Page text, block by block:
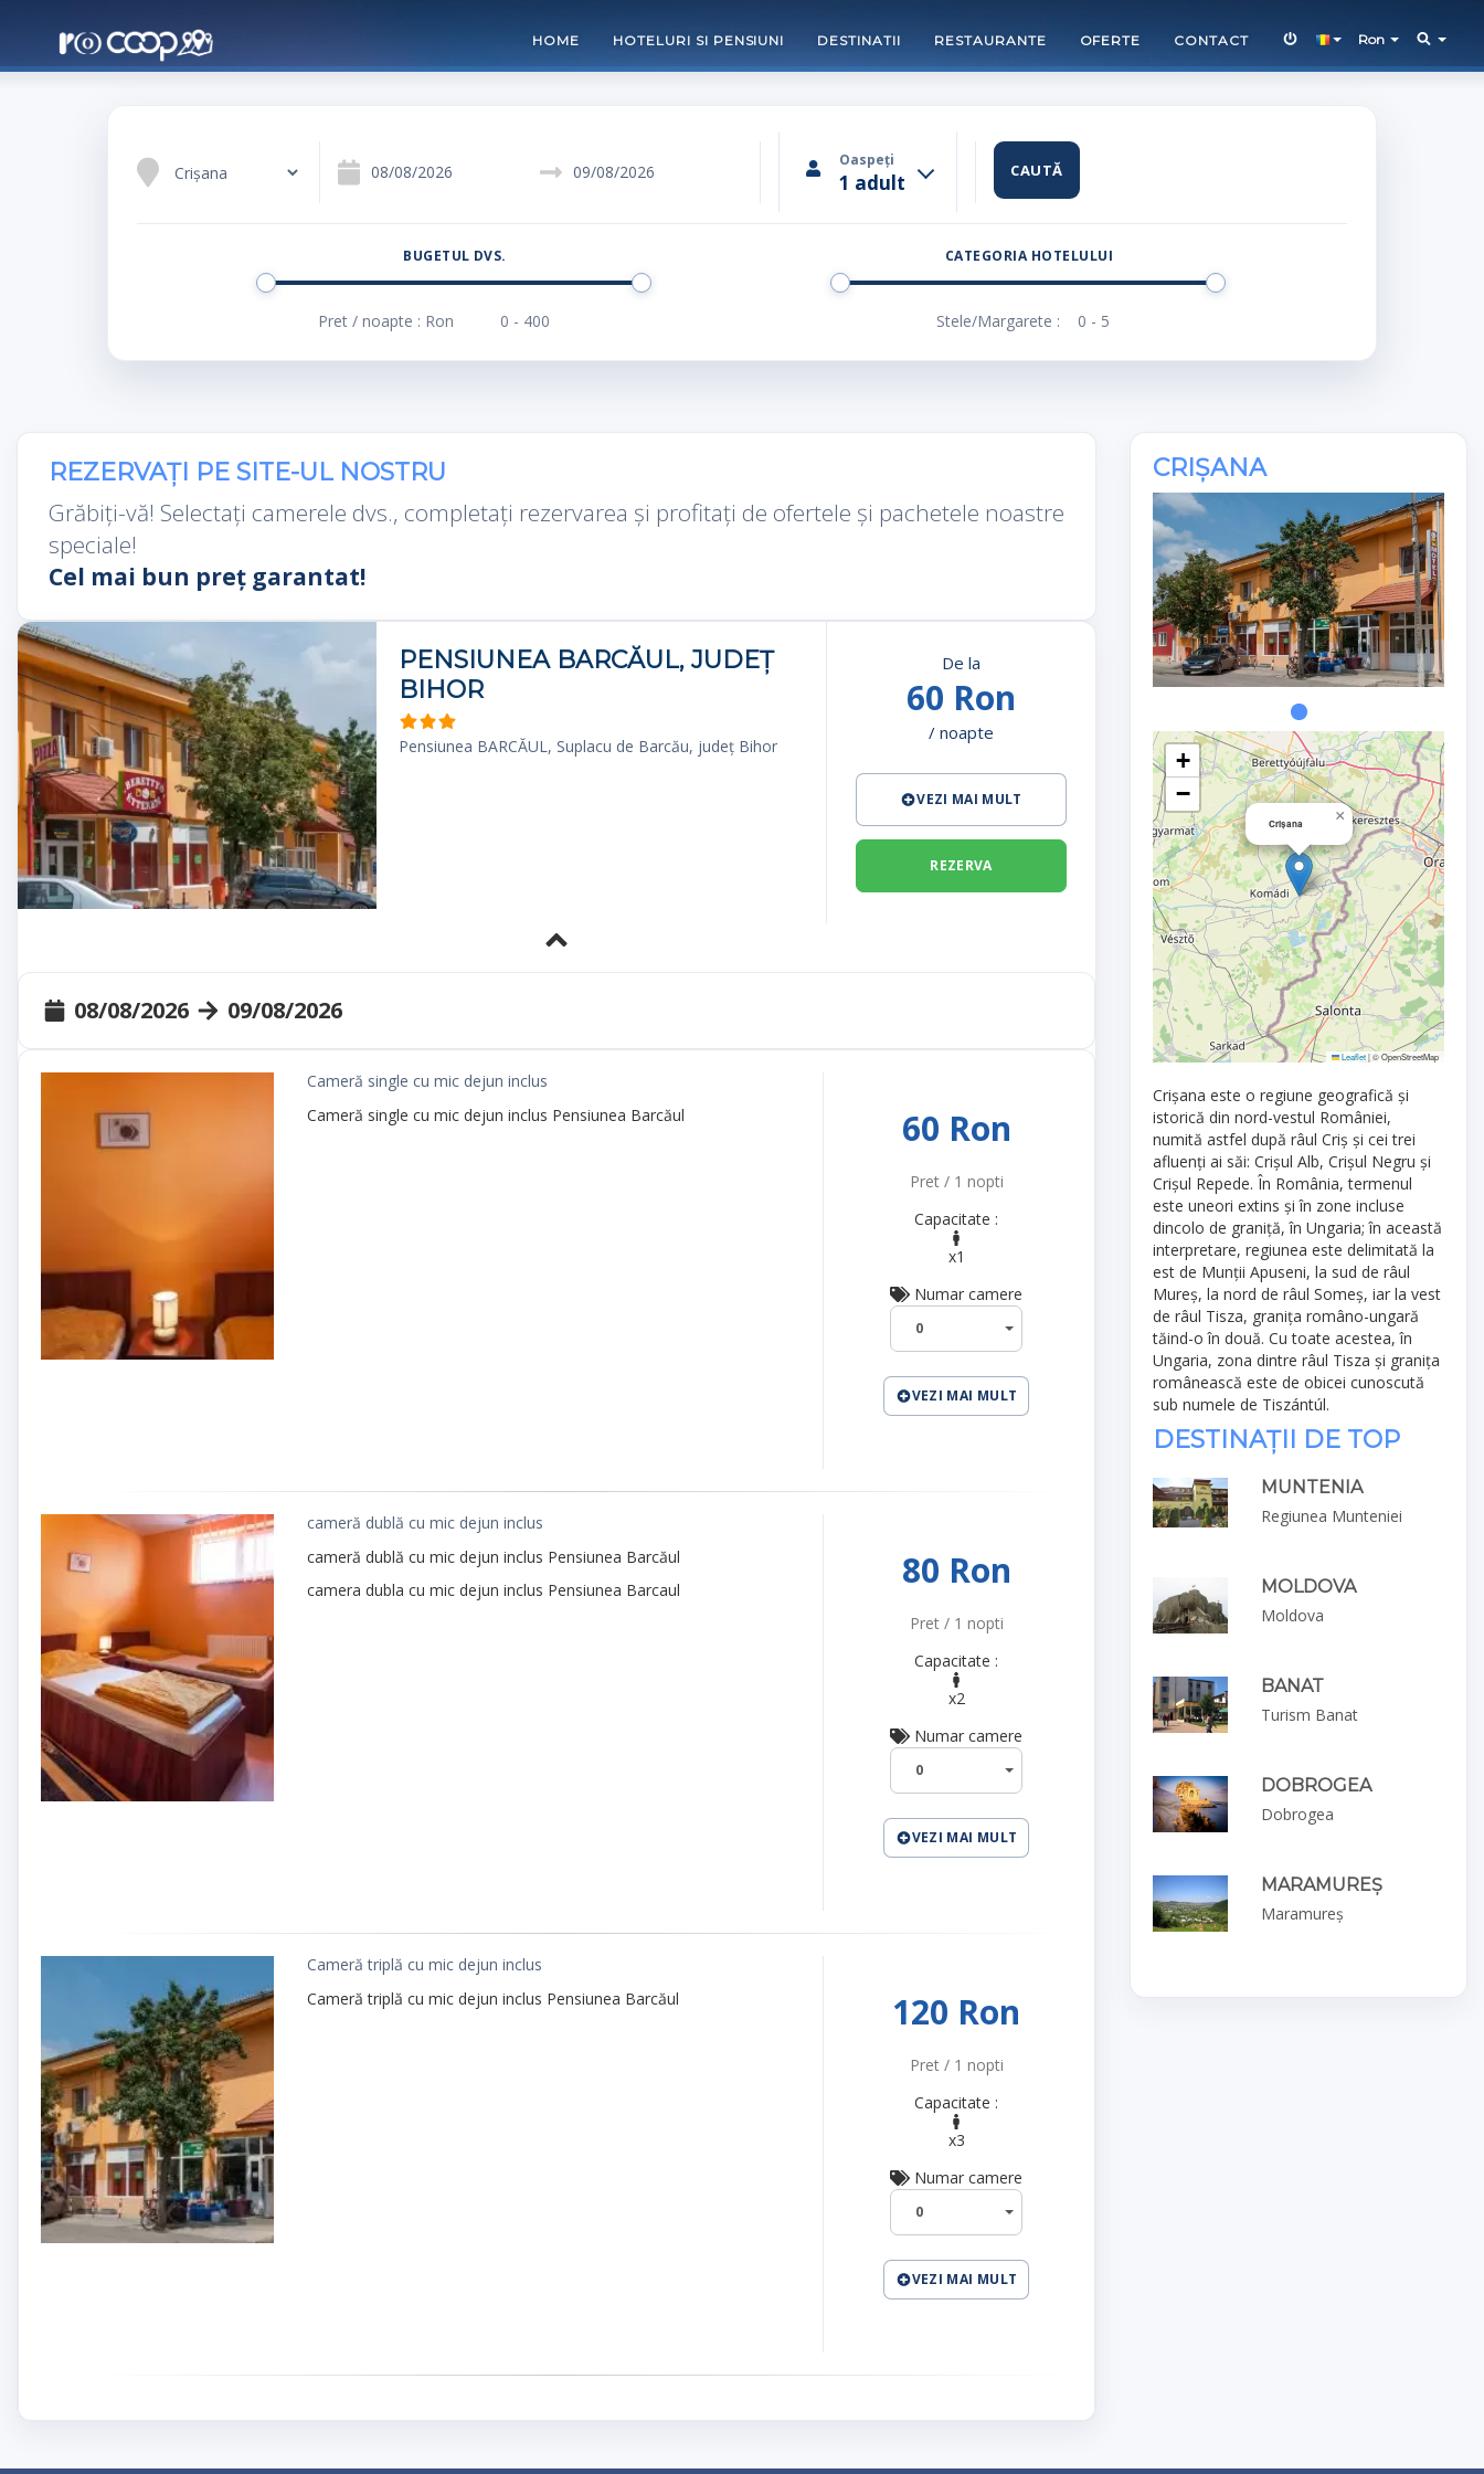
Ron
HOME HOTELURI SI PENSIUNI DESTINATII RESTAURANTE OFERTE CONTACT
Oaspeți
1 adult CAUTĂ
BUGETUL DVS.
Pret / noapte : Ron
CATEGORIA HOTELULUI
Stele/Margarete :
REZERVAȚI PE SITE-UL NOSTRU
Grăbiți-vă! Selectați camerele dvs., completați rezervarea și profitați de ofertele și pachetele noastre
speciale!
Cel mai bun preț garantat!
PENSIUNEA BARCĂUL, JUDEȚ
BIHOR
Pensiunea BARCĂUL, Suplacu de Barcău, județ Bihor
De la
60 Ron
/ noapte
VEZI MAI MULT
REZERVA
08/08/2026 09/08/2026
Cameră single cu mic dejun inclus
Cameră single cu mic dejun inclus Pensiunea Barcăul
60 Ron
Pret / 1 nopti
Capacitate :
x1
Numar camere
0
VEZI MAI MULT
cameră dublă cu mic dejun inclus
cameră dublă cu mic dejun inclus Pensiunea Barcăul
camera dubla cu mic dejun inclus Pensiunea Barcaul
80 Ron
Pret / 1 nopti
Capacitate :
x2
Numar camere
0
VEZI MAI MULT
Cameră triplă cu mic dejun inclus
Cameră triplă cu mic dejun inclus Pensiunea Barcăul
120 Ron
Pret / 1 nopti
Capacitate :
x3
Numar camere
0
VEZI MAI MULT
CRIȘANA
Crișana ×
+
−
Leaflet|© OpenStreetMap
Crișana este o regiune geografică și
istorică din nord-vestul României,
numită astfel după râul Criș și cei trei
afluenți ai săi: Crișul Alb, Crișul Negru și
Crișul Repede. În România, termenul
este uneori extins și în zone incluse
dincolo de graniță, în Ungaria; în această
interpretare, regiunea este delimitată la
est de Munții Apuseni, la sud de râul
Mureș, la nord de râul Someș, iar la vest
de râul Tisza, granița româno-ungară
tăind-o în două. Cu toate acestea, în
Ungaria, zona dintre râul Tisza și granița
românească este de obicei cunoscută
sub numele de Tiszántúl.
DESTINAȚII DE TOP
MUNTENIA
Regiunea Munteniei
MOLDOVA
Moldova
BANAT
Turism Banat
DOBROGEA
Dobrogea
MARAMUREȘ
Maramureș